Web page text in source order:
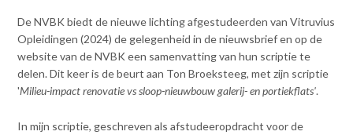
p
t
o
m
a
n
De NVBK biedt de nieuwe lichting afgestudeerden van Vitruvius
Opleidingen (2024) de gelegenheid in de nieuwsbrief en op de
website van de NVBK een samenvatting van hun scriptie te
delen. Dit keer is de beurt aan Ton Broeksteeg, met zijn scriptie
'Milieu-impact renovatie vs sloop-nieuwbouw galerij- en portiekflats'.
In mijn scriptie, geschreven als afstudeeropdracht voor de
Nieuwsarchief
Artikelen
Verenigingsdocumenten
Opleiding & Carrière
Partners
Actualiteit